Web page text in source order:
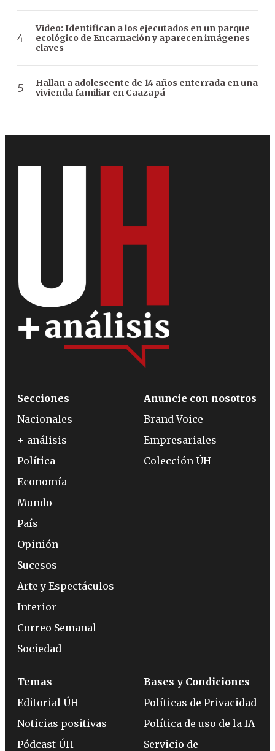
Video: Identifican a los ejecutados en un parque
ecológico de Encarnación y aparecen imágenes
claves
Hallan a adolescente de 14 años enterrada en una
vivienda familiar en Caazapá
Secciones
Nacionales
+ análisis
Política
Economía
Mundo
País
Opinión
Sucesos
Arte y Espectáculos
Interior
Correo Semanal
Sociedad
Anuncie con nosotros
Brand Voice
Empresariales
Colección ÚH
Temas
Editorial ÚH
Noticias positivas
Pódcast ÚH
Bases y Condiciones
Políticas de Privacidad
Política de uso de la IA
Servicio de